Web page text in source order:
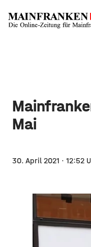
Mai
30. April 2021 · 12:52